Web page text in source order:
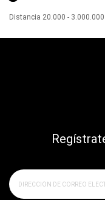
Distancia 20.000 - 3.000.000